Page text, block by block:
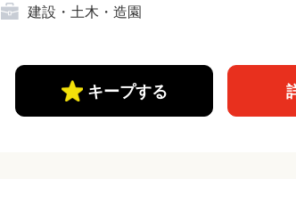
建設・土木・造園
キープする